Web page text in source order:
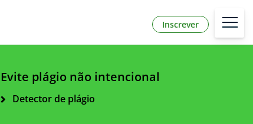
Inscrever
Evite plágio não intencional
Detector de plágio